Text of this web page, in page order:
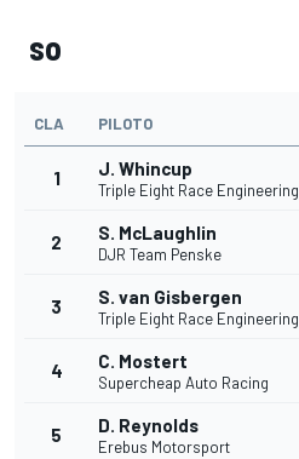
so
CLA PILOTO
1 J. Whincup
Triple Eight Race Engineering
2 S. McLaughlin
DJR Team Penske
3 S. van Gisbergen
Triple Eight Race Engineering
4 C. Mostert
Supercheap Auto Racing
5 D. Reynolds
Erebus Motorsport